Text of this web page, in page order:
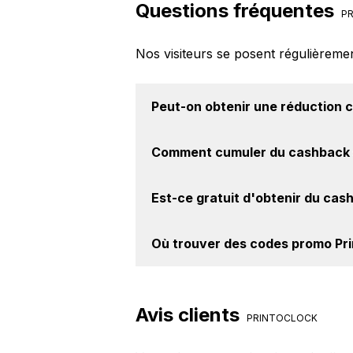
Questions fréquentes
Nos visiteurs se posent
Peut-on obtenir une réduction
site web de PrintOClock. Ce
Comment cumuler du cashback
Activer le cashback, réalisez
Est-ce gratuit d'obtenir du
PrintOClock. Oui, c'est donc
Où trouver des codes promo
Avis clients PRINTOCLOCK